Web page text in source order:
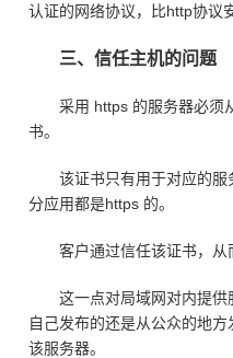
认证的网络协议，比http协议
三、信任主机的问题
采用 https 的服务器必须从
书。
该证书只有用于对应的服
分应用都是https 的。
客户通过信任该证书，从而
这一点对局域网对内提供
自己发布的还是从公众的地
该服务器。